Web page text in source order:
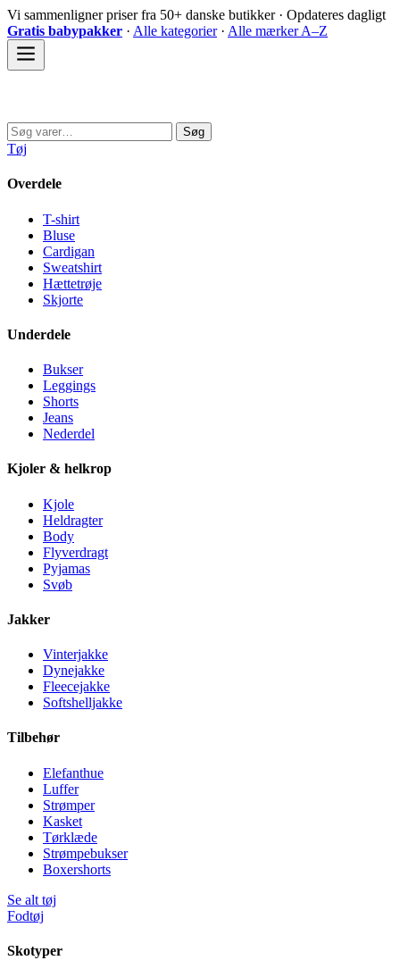
Spring
til
indhold
Vi sammenligner priser fra 50+ danske butikker · Opdateres dagligt
Gratis babypakker · Alle kategorier· Alle mærker A–Z
Søg
efter:
Søg
Tøj
Overdele
T-shirt
Bluse
Cardigan
Sweatshirt
Hættetrøje
Skjorte
Underdele
Bukser
Leggings
Shorts
Jeans
Nederdel
Kjoler & helkrop
Kjole
Heldragter
Body
Flyverdragt
Pyjamas
Svøb
Jakker
Vinterjakke
Dynejakke
Fleecejakke
Softshelljakke
Tilbehør
Elefanthue
Luffer
Strømper
Kasket
Tørklæde
Strømpebukser
Boxershorts
Se alt tøj
Fodtøj
Skotyper